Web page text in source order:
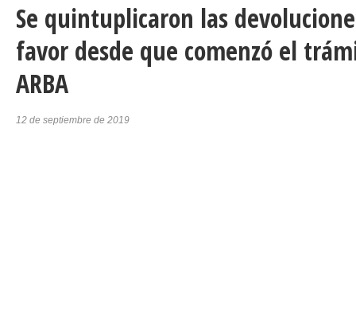
Se quintuplicaron las
favor desde que comenzó el
ARBA
12 de septiembre de 2019